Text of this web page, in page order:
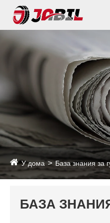
У дома База знания за
БАЗА